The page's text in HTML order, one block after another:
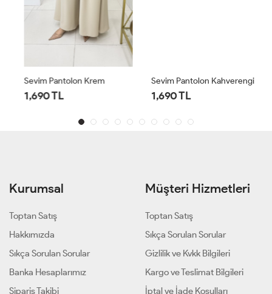
Sevim Pantolon Krem
1,690 TL
Sevim Pantolon Kahverengi
1,690 TL
Kurumsal
Toptan Satış
Hakkımızda
Sıkça Sorulan Sorular
Banka Hesaplarımız
Sipariş Takibi
Müşteri Hizmetleri
Toptan Satış
Sıkça Sorulan Sorular
Gizlilik ve Kvkk Bilgileri
Kargo ve Teslimat Bilgileri
İptal ve İade Koşulları